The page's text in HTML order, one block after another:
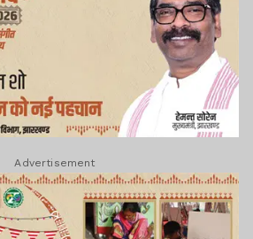
Advertisement